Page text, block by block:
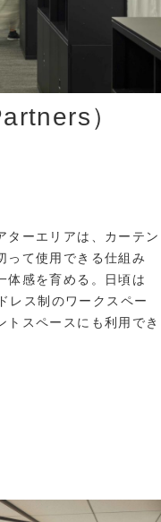
）
ターエリアは、カーテン
って使用できる仕組み
体感を育める。日頃は
レス制のワークスペー
トスペースにも利用でき